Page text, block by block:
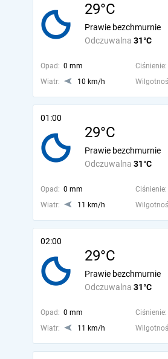
29°C
Odczuwalna 31°C
Prawie bezchmurnie
Opad: 0 mm Ciśnienie:
Wiatr:
10 km/h
01:00
29°C
Odczuwalna 31°C
Prawie bezchmurnie
Opad: 0 mm Ciśnienie:
Wiatr:
11 km/h
02:00
29°C
Odczuwalna 31°C
Prawie bezchmurnie
Opad: 0 mm Ciśnienie:
Wiatr:
11 km/h